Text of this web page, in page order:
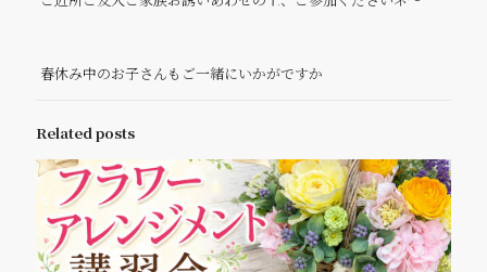
春休み中のお子さんもご一緒にいかがですか
Related posts